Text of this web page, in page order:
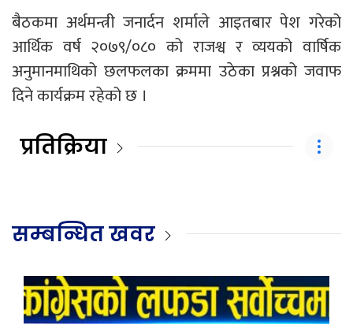
बैठकमा अर्थमन्त्री जनार्दन शर्माले आइतबार पेश गरेको
आर्थिक वर्ष २०७९/०८० को राजश्व र व्ययको वार्षिक
अनुमानमाथिको छलफलका क्रममा उठेका प्रश्नको जवाफ
दिने कार्यक्रम रहेको छ ।
प्रतिक्रिया
सम्बन्धित खवर